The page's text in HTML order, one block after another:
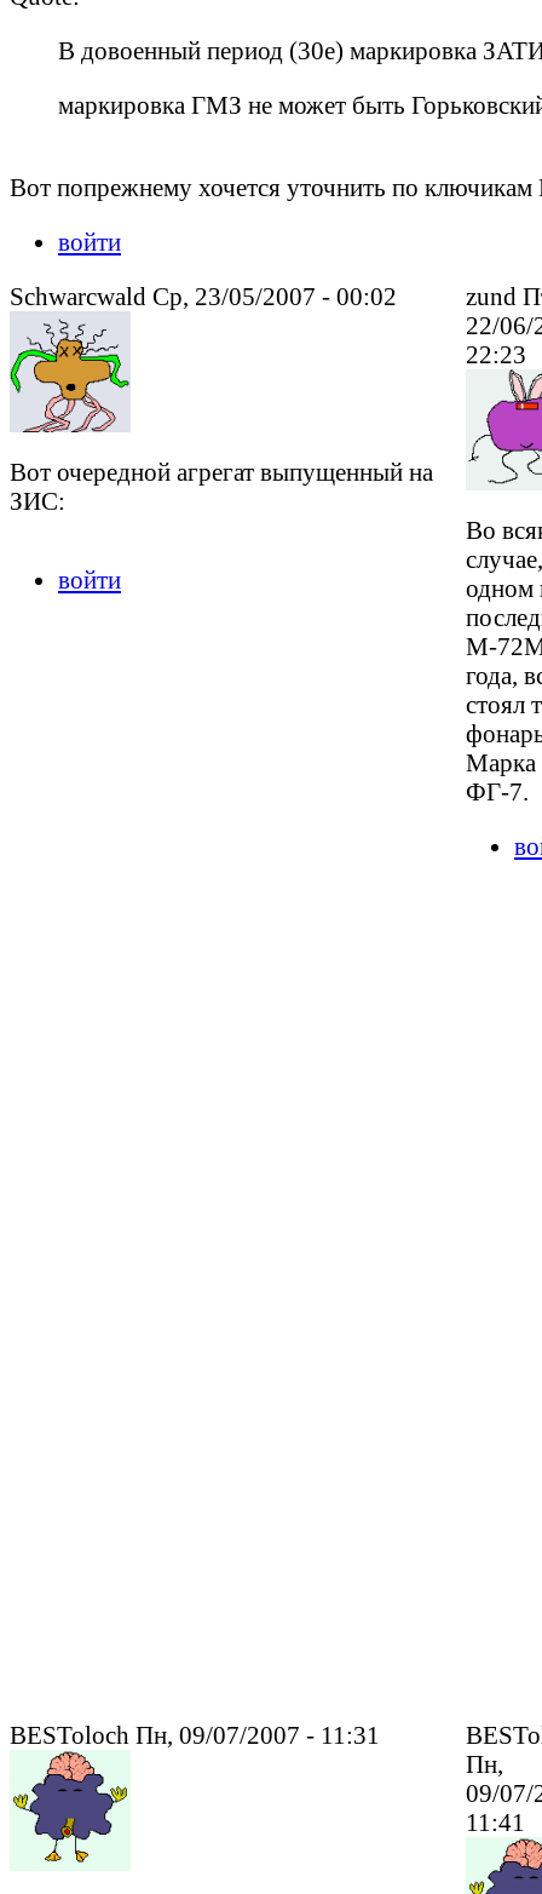
В довоенный период (30е) маркировка
маркировка ГМЗ не может быть
Вот попрежнему хочется уточнить по
войти
Schwarcwald Ср, 23/05/2007 - 00:02
Вот очередной агрегат выпущенный на
ЗИС:
войти
zund
22/06/
22:23
Во
одном
М-
года,
стоял
Марка
ФГ-7.
BESToloch Пн, 09/07/2007 - 11:31
Пн,
09/07/
11:41